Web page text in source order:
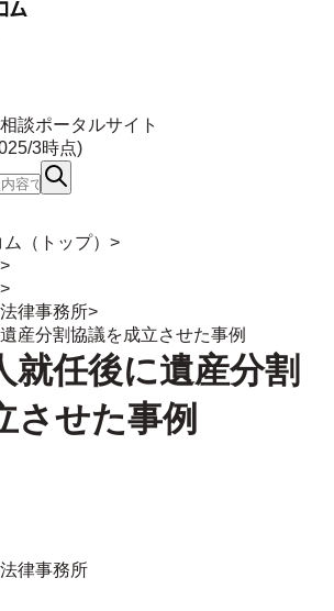
談ポータルサイト
3時点)
（トップ） >
>
>
律事務所>
産分割協議を成立させた事例
就任後に遺産分割
させた事例
律事務所